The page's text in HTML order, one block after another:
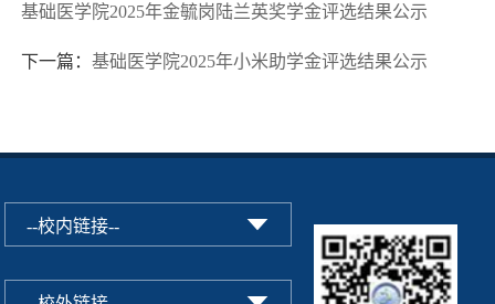
基础医学院2025年金毓岗陆兰英奖学金评选结果公示
下一篇：基础医学院2025年小米助学金评选结果公示